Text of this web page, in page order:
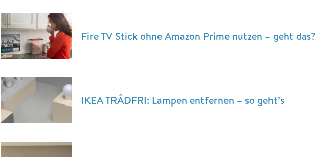
Fire TV Stick ohne Amazon Prime nutzen – geht das?
IKEA TRÅDFRI: Lampen entfernen – so geht’s